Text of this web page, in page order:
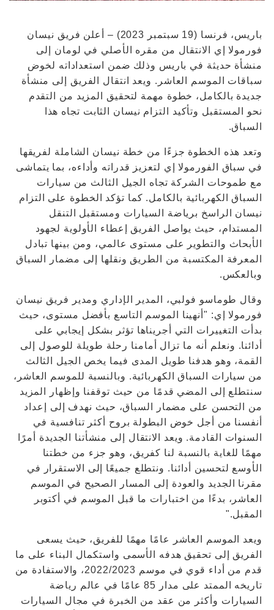
باريس، فرنسا (19 سبتمبر 2023) – أعلن فريق نيسان
فورمولا إي الانتقال من مقره الأصلي في لومان إلى
منشأة حديثة في باريس وذلك ضمن استعداداته لخوض
سباقات الموسم العاشر. ويعد انتقال الفريق إلى منشأة
جديدة بالكامل، خطوة مهمة لتحقيق المزيد من التقدم
نحو المستقبل وتأكيد التزام نيسان الثابت تجاه هذا
السباق.
وتعد هذه الخطوة جزءًا من خطة نيسان الشاملة لفريقها
في سباق الفورمولا إي لتعزيز قدراته وأداءه، بما يتماشى
مع طموحات الشركة تجاه الجيل الثالث من سيارات
السباق الكهربائية بالكامل. كما تؤكد الخطوة على التزام
نيسان الراسخ برياضة السيارات ومستقبل التنقل
المستدام، حيث يواصل الفريق إعطاء الأولوية لجهود
الأبحاث والتطوير على مستوى عالمي، ومن بينها تبادل
المعرفة المكتسبة من الطريق ونقلها إلى مضمار السباق
وبالعكس.
وقال طوماسو فولبي، المدير الإداري ومدير فريق نيسان
فورمولا إي: "أنهينا الموسم التاسع بأفضل مستوى، حيث
بدأت التغييرات التي أجريناها تؤثر بشكل إيجابي على
أدائنا. ونعلم أنه ما تزال أمامنا رحلة طويلة للوصول إلى
القمة، وهو هدفنا طويل المدى فيما يخص الجيل الثالث
من سيارات السباق الكهربائية. وبالنسبة للموسم العاشر،
سنتطلع إلى المضي قدمًا من حيث توقفنا وإظهار المزيد
من التحسن على مضمار السباق، حيث نهدف إلى إعداد
أنفسنا من أجل خوض البطولة بروح أكثر تنافسية في
السنوات القادمة. ويعد الانتقال إلى منشأتنا الجديدة أمرًا
مهمًا للغاية بالنسبة لنا كفريق، وهو جزء من خطتنا
الأوسع لتحسين أدائنا. ونتطلع جميعًا إلى الاستقرار في
مقرنا الجديد والعودة إلى المسار الصحيح في الموسم
العاشر، بدءًا من اختبارات ما قبل الموسم في أكتوبر
المقبل."
ويعد الموسم العاشر عامًا مهمًا للفريق، حيث يسعى
الفريق إلى تحقيق هدفه الأسمى واستكمال البناء على ما
قدم من أداء قوي في موسم 2022/2023، والاستفادة من
تاريخه الممتد على مدار 85 عامًا في عالم رياضة
السيارات وأكثر من عقد من الخبرة في مجال السيارات